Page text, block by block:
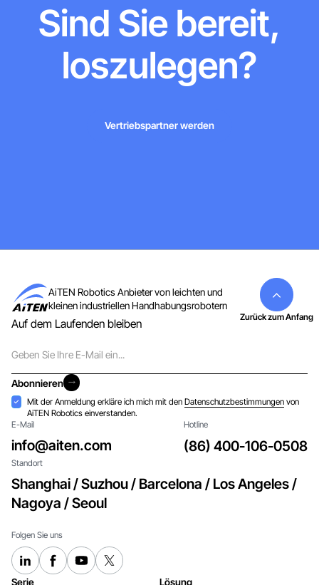
Sind Sie bereit,
loszulegen?
Vertriebspartner werden
AiTEN Robotics Anbieter von leichten und
kleinen industriellen Handhabungsrobotern
Auf dem Laufenden bleiben
Mail
Abonnieren
Abonnieren
Akzeptanz
Mit der Anmeldung erkläre ich mich mit den Datenschutzbestimmungenvon
AiTEN Robotics einverstanden.
E-Mail
info@aiten.com
Hotline
(86) 400-106-0508
Standort
Shanghai / Suzhou / Barcelona / Los Angeles /
Nagoya / Seoul
Folgen Sie uns
Serie Lösung
Zurück zum Anfang